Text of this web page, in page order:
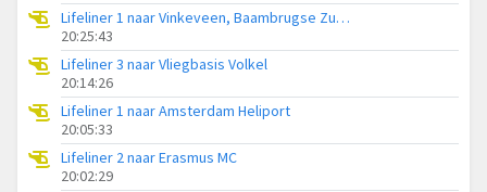
Lifeliner 1 naar Vinkeveen, Baambrugse Zuwe
20:25:43
Lifeliner 3 naar Vliegbasis Volkel
20:14:26
Lifeliner 1 naar Amsterdam Heliport
20:05:33
Lifeliner 2 naar Erasmus MC
20:02:29